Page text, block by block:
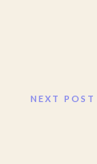
NEXT POST